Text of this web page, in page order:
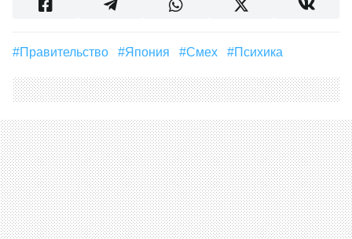
#правительство #Япония #смех #Психика